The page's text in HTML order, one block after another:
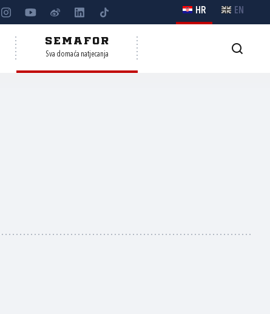
HR EN
SEMAFOR
Sva domaća natjecanja